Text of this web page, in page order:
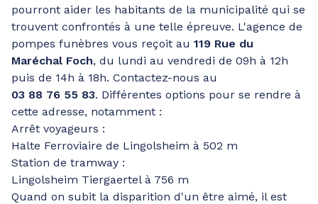
pourront aider les habitants de la municipalité qui se
trouvent confrontés à une telle épreuve. L'agence de
pompes funèbres vous reçoit au 119 Rue du
Maréchal Foch, du lundi au vendredi de 09h à 12h
puis de 14h à 18h. Contactez-nous au
03 88 76 55 83. Différentes options pour se rendre à
cette adresse, notamment :
Arrêt voyageurs :
Halte Ferroviaire de Lingolsheim à 502 m
Station de tramway :
Lingolsheim Tiergaertel à 756 m
Quand on subit la disparition d'un être aimé, il est